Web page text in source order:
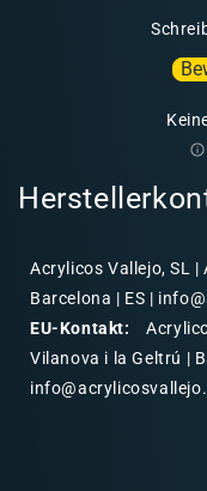
Acrylicos Vallejo, SL
Barcelona | ES |
EU-Kontakt:
Vilanova i la Geltrú |